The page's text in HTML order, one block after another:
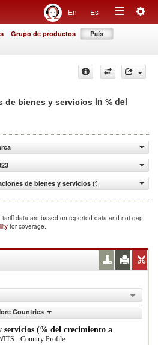
En Es
Toggle
Grupo de productos País
de bienes y servicios in % del
de bienes y servicios (% del crecimiento
data are based on reported data and not gap
for coverage.
Countries
servicios (% del crecimiento anual)
- Country Profile